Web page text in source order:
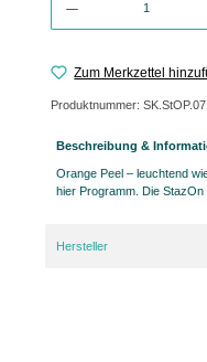
Zum Merkzettel
Produktnummer:
Beschreibung &
Orange Peel – leuchtend
hier Programm. Die
Hersteller